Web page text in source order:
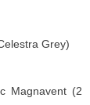
Grey)
Magnavent (2